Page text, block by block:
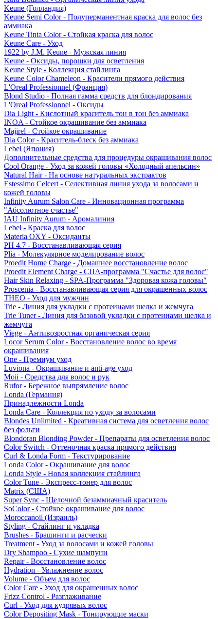
Keune (Голландия)
Keune Semi Color - Полуперманентная краска для волос без
аммиака
Keune Tinta Color - Стойкая краска для волос
Keune Care - Уход
1922 by J.M. Keune - Мужская линия
Keune - Оксиды, порошки для осветления
Keune Style - Коллекция стайлинга
Keune Color Chameleon - Красители прямого действия
L'Oreal Professionnel (Франция)
Blond Studio - Полная гамма средств для блондирования
L'Oreal Professionnel - Оксиды
Dia Light - Кислотный краситель тон в тон без аммиака
INOA - Стойкое окрашивание без аммиака
Majirel - Стойкое окрашивание
Dia Color - Краситель-блеск без аммиака
Lebel (Япония)
Дополнительные средства для процедуры окрашивания волос
Cool Orange - Уход за кожей головы «Холодный апельсин»
Natural Hair - На основе натуральных экстрактов
Estessimo Celcert - Селективная линия ухода за волосами и
кожей головы
Infinity Aurum Salon Care - Инновационная программа
"Абсолютное счастье"
IAU Infinity Aurum - Аромалиния
Lebel - Краска для волос
Materia OXY - Оксиданты
PH 4.7 - Восстанавливающая серия
Plia - Молекулярное моделирование волос
Proedit Home Charge - Домашнее восстановление волос
Proedit Element Charge - СПА-программа "Счастье для волос"
Hair Skin Relaxing - SPA-Программа "Здоровая кожа головы"
Proscenia - Восстанавливающая серия для окрашенных волос
THEO - Уход для мужчин
Trie - Линия для укладки с протеинами шелка и жемчуга
Trie Tuner - Линия для базовой укладки с протеинами шелка и
жемчуга
Viege - Антивозростная органическая серия
Locor Serum Color - Восстановление волос во время
окрашивания
One - Премиум уход
Luviona - Окрашивание и anti-age уход
Moii - Средства для волос и рук
Rufor - Бережное выпрямление волос
Londa (Германия)
Принадлежности Londa
Londa Care - Коллекция по уходу за волосами
Blondes Unlimited - Креативная система для осветления волос
без фольги
Blondoran Blonding Powder - Препараты для осветления волос
Color Switch - Оттеночная краска прямого действия
Curl & Londa Form - Текстурирование
Londa Color - Окрашивание для волос
Londa Style - Новая коллекция стайлинга
Color Tune - Экспресс-тонер для волос
Matrix (США)
Super Sync - Щелочной безаммиачный краситель
SoColor - Стойкое окрашивание для волос
Moroccanoil (Израиль)
Styling - Стайлинг и укладка
Brushes - Брашинги и расчески
Treatment - Уход за волосами и кожей головы
Dry Shampoo - Сухие шампуни
Repair - Восстановление волос
Hydration - Увлажнение волос
Volume - Объем для волос
Color Care - Уход для окрашенных волос
Frizz Control - Разглаживание
Curl - Уход для кудрявых волос
Color Depositing Mask - Тонирующие маски